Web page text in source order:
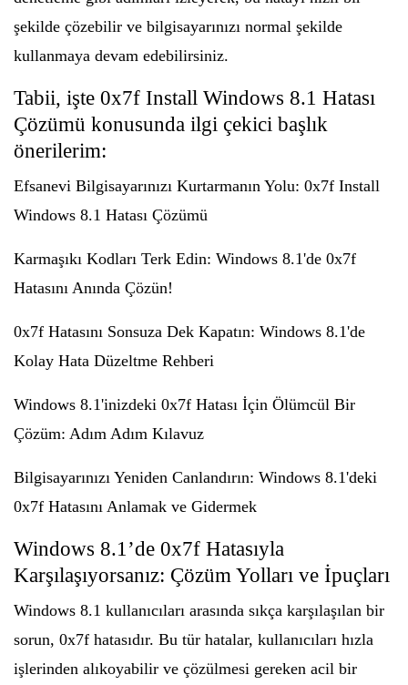
şekilde çözebilir ve bilgisayarınızı normal şekilde
kullanmaya devam edebilirsiniz.
Tabii, işte 0x7f Install Windows 8.1 Hatası
Çözümü konusunda ilgi çekici başlık
önerilerim:
Efsanevi Bilgisayarınızı Kurtarmanın Yolu: 0x7f Install
Windows 8.1 Hatası Çözümü
Karmaşıkı Kodları Terk Edin: Windows 8.1'de 0x7f
Hatasını Anında Çözün!
0x7f Hatasını Sonsuza Dek Kapatın: Windows 8.1'de
Kolay Hata Düzeltme Rehberi
Windows 8.1'inizdeki 0x7f Hatası İçin Ölümcül Bir
Çözüm: Adım Adım Kılavuz
Bilgisayarınızı Yeniden Canlandırın: Windows 8.1'deki
0x7f Hatasını Anlamak ve Gidermek
Windows 8.1’de 0x7f Hatasıyla
Karşılaşıyorsanız: Çözüm Yolları ve İpuçları
Windows 8.1 kullanıcıları arasında sıkça karşılaşılan bir
sorun, 0x7f hatasıdır. Bu tür hatalar, kullanıcıları hızla
işlerinden alıkoyabilir ve çözülmesi gereken acil bir